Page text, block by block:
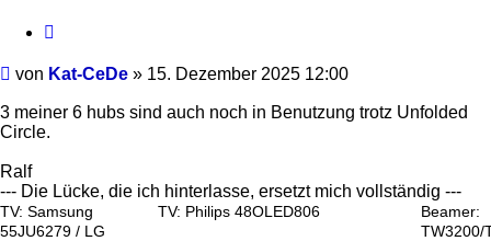
Beitrag
von Kat-CeDe » 15. Dezember 2025 12:00
3 meiner 6 hubs sind auch noch in Benutzung trotz Unfolded
Circle.
Ralf
--- Die Lücke, die ich hinterlasse, ersetzt mich vollständig ---
TV: Samsung
55JU6279 / LG
TV: Philips 48OLED806
Beamer:
TW3200/